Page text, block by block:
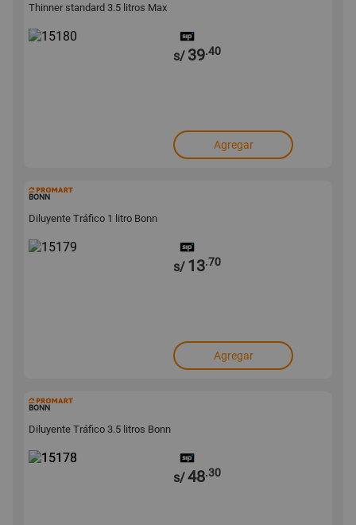
Thinner standard 3.5 litros Max
s/ 39.40
Agregar
BONN
Diluyente Tráfico 1 litro Bonn
s/ 13.70
Agregar
BONN
Diluyente Tráfico 3.5 litros Bonn
s/48.30